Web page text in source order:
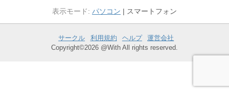
パソコン スマートフォン
サークル 利用規約 ヘルプ
運営会社
Copyright©2026 @With All rights reserved.